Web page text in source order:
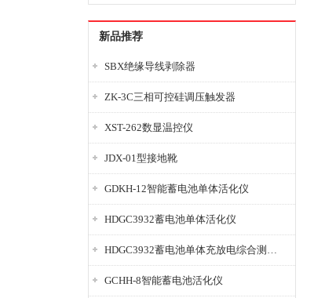
新品推荐
SBX绝缘导线剥除器
ZK-3C三相可控硅调压触发器
XST-262数显温控仪
JDX-01型接地靴
GDKH-12智能蓄电池单体活化仪
HDGC3932蓄电池单体活化仪
HDGC3932蓄电池单体充放电综合测试仪
GCHH-8智能蓄电池活化仪